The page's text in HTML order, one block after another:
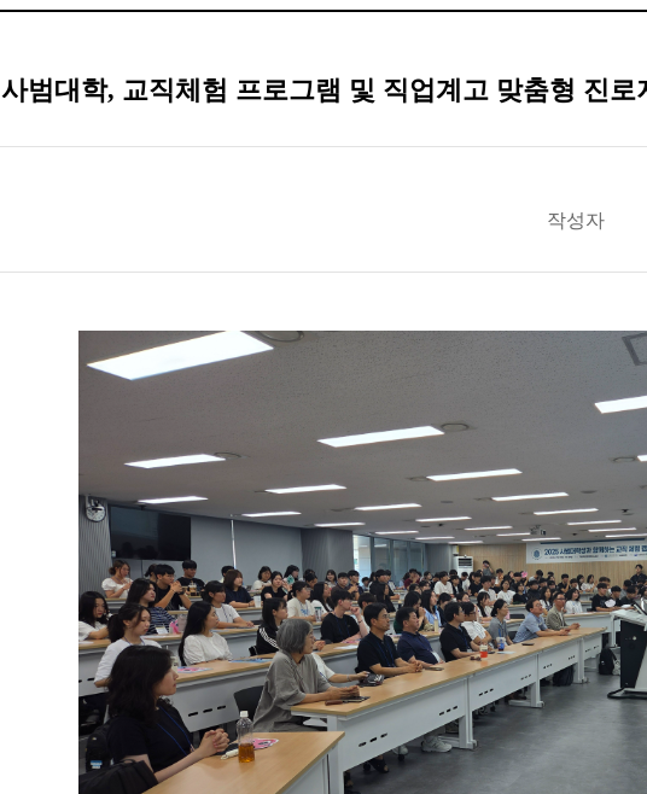
사범대학, 교직체험 프로그램 및 직업계고 맞춤형 진로
작성자